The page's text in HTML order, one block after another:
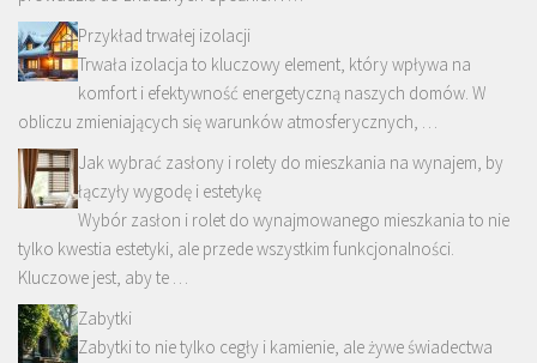
Przykład trwałej izolacji
Trwała izolacja to kluczowy element, który wpływa na
komfort i efektywność energetyczną naszych domów. W
obliczu zmieniających się warunków atmosferycznych, …
Jak wybrać zasłony i rolety do mieszkania na wynajem, by
łączyły wygodę i estetykę
Wybór zasłon i rolet do wynajmowanego mieszkania to nie
tylko kwestia estetyki, ale przede wszystkim funkcjonalności.
Kluczowe jest, aby te …
Zabytki
Zabytki to nie tylko cegły i kamienie, ale żywe świadectwa